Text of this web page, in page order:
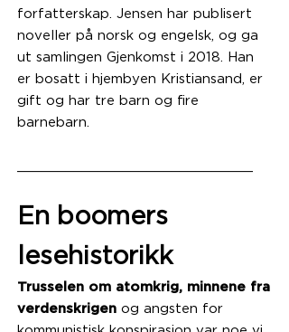
forfatterskap. Jensen har publisert
noveller på norsk og engelsk, og ga
ut samlingen Gjenkomst i 2018. Han
er bosatt i hjembyen Kristiansand, er
gift og har tre barn og fire
barnebarn.
En boomers
lesehistorikk
Trusselen om atomkrig, minnene fra
verdenskrigen og angsten for